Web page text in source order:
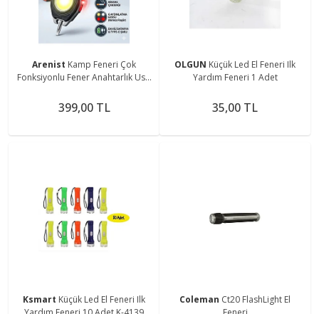
Arenist Kamp Feneri Çok
Fonksiyonlu Fener Anahtarlık Usb
Tornavida Açacak
399,00 TL
OLGUN Küçük Led El Feneri Ilk
Yardım Feneri 1 Adet
35,00 TL
Ksmart Küçük Led El Feneri Ilk
Coleman Ct20 FlashLight El